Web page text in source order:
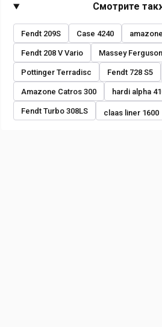
Смотрите
Fendt 209S Case 4240
Fendt 208 V Vario Massey
Pottinger Terradisc Fendt 728 S5
Amazone Catros 300 hardi alpha
Fendt Turbo 308LS claas liner 1600